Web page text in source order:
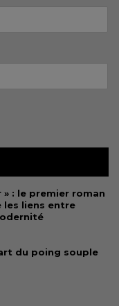
» : le premier roman
les liens entre
du poing souple